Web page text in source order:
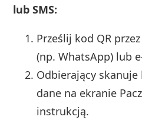
lub SMS:
Prześlij kod QR
(np. WhatsApp) lub
Odbierający
dane na ekranie
instrukcją.